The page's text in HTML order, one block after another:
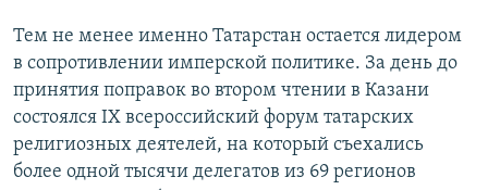
Тем не менее именно Татарстан остается лидером
в сопротивлении имперской политике. За день до
принятия поправок во втором чтении в Казани
состоялся IX всероссийский форум татарских
религиозных деятелей, на который съехались
более одной тысячи делегатов из 69 регионов